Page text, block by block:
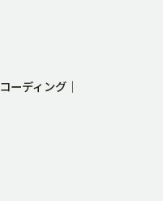
コーディング